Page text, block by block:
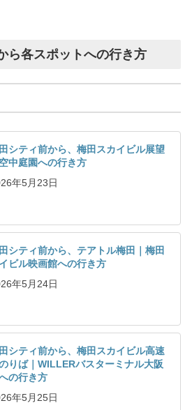
ら各スポットへの行き方
シティ前から、梅田スカイビル展望
中庭園への行き方
年5月23日
シティ前から、テアトル梅田｜梅田
ビル映画館への行き方
年5月24日
シティ前から、梅田スカイビル高速
りば｜WILLERバスターミナル大阪
の行き方
年5月25日